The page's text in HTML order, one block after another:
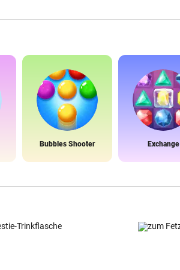
Bubbles Shooter Exchange